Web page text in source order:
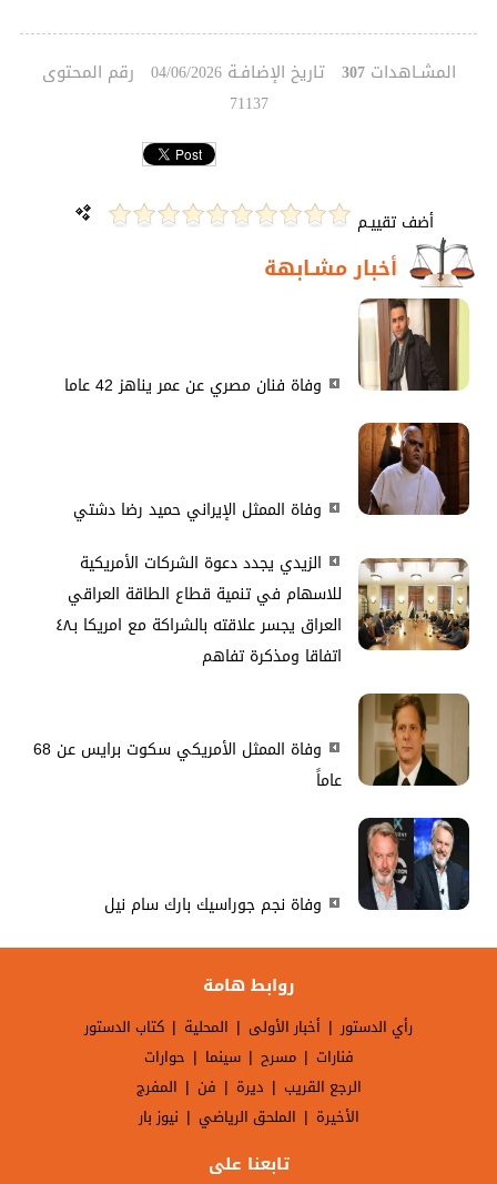
المشـاهدات307 تاريخ الإضافـة04/06/2026 رقم المحتوى
71137
أضف تقييـم
أخبار مشـابهة
وفاة فنان مصري عن عمر يناهز 42 عاما
وفاة الممثل الإيراني حميد رضا دشتي
الزيدي يجدد دعوة الشركات الأمريكية
للاسهام في تنمية قطاع الطاقة العراقي
العراق يجسر علاقته بالشراكة مع امريكا بـ٤٨
اتفاقا ومذكرة تفاهم
وفاة الممثل الأمريكي سكوت برايس عن 68
عاماً
وفاة نجم جوراسيك بارك سام نيل
روابط هامة
رأي الدستور | أخبار الأولى | المحلية | كتاب الدستور
فنارات | مسرح | سينما | حوارات
الرجع القريب | ديرة | فن | المفرج
الأخيرة | الملحق الرياضي | نيوز بار
تابعنا على